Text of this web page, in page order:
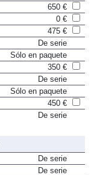
650 €
0 €
475 €
De serie
Sólo en paquete
350 €
De serie
Sólo en paquete
450 €
De serie